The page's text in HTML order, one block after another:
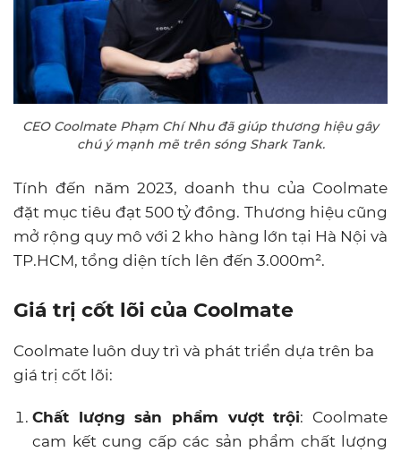
CEO Coolmate Phạm Chí Nhu đã giúp thương hiệu gây
chú ý mạnh mẽ trên sóng Shark Tank.
Tính đến năm 2023, doanh thu của Coolmate
đặt mục tiêu đạt 500 tỷ đồng. Thương hiệu cũng
mở rộng quy mô với 2 kho hàng lớn tại Hà Nội và
TP.HCM, tổng diện tích lên đến 3.000m²​.
Giá trị cốt lõi của Coolmate
Coolmate luôn duy trì và phát triển dựa trên ba
giá trị cốt lõi:
Chất lượng sản phẩm vượt trội: Coolmate
cam kết cung cấp các sản phẩm chất lượng